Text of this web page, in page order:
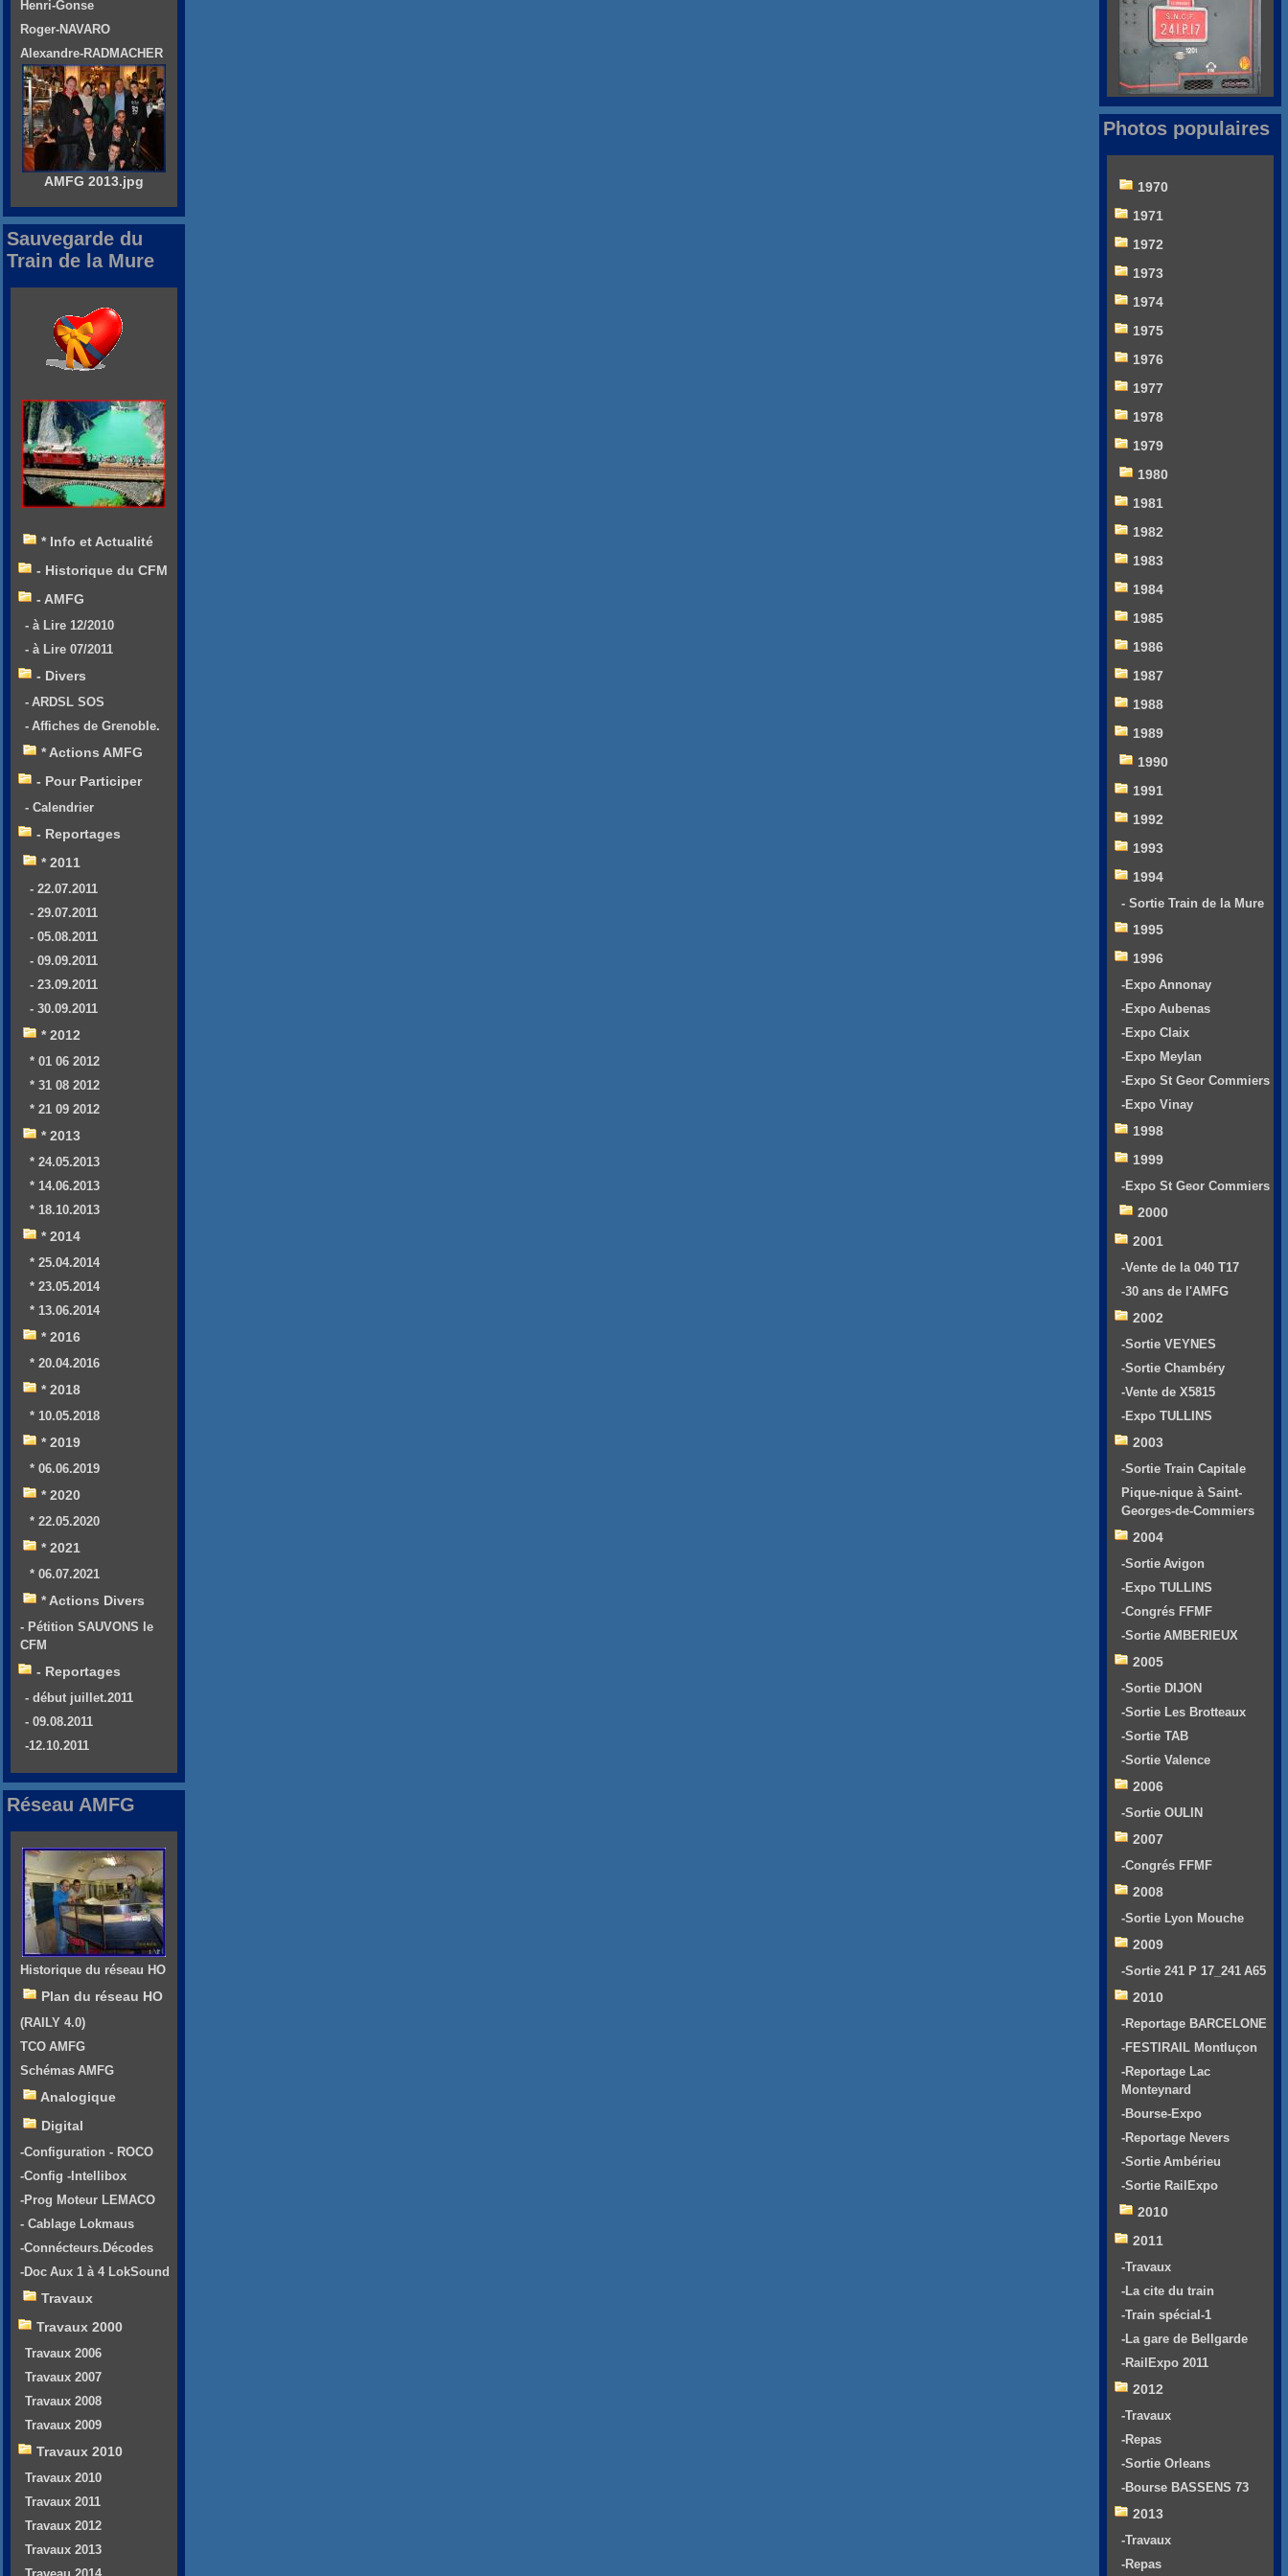
Henri-Gonse
Roger-NAVARO
Alexandre-RADMACHER
AMFG 2013.jpg
Sauvegarde du
Train de la Mure
* Info et Actualité
- Historique du CFM
- AMFG
- à Lire 12/2010
- à Lire 07/2011
- Divers
- ARDSL SOS
- Affiches de Grenoble.
* Actions AMFG
- Pour Participer
- Calendrier
- Reportages
* 2011
- 22.07.2011
- 29.07.2011
- 05.08.2011
- 09.09.2011
- 23.09.2011
- 30.09.2011
* 2012
* 01 06 2012
* 31 08 2012
* 21 09 2012
* 2013
* 24.05.2013
* 14.06.2013
* 18.10.2013
* 2014
* 25.04.2014
* 23.05.2014
* 13.06.2014
* 2016
* 20.04.2016
* 2018
* 10.05.2018
* 2019
* 06.06.2019
* 2020
* 22.05.2020
* 2021
* 06.07.2021
* Actions Divers
- Pétition SAUVONS le
CFM
- Reportages
- début juillet.2011
- 09.08.2011
-12.10.2011
Réseau AMFG
Historique du réseau HO
Plan du réseau HO
(RAILY 4.0)
TCO AMFG
Schémas AMFG
Analogique
Digital
-Configuration - ROCO
-Config -Intellibox
-Prog Moteur LEMACO
- Cablage Lokmaus
-Connécteurs.Décodes
-Doc Aux 1 à 4 LokSound
Travaux
Travaux 2000
Travaux 2006
Travaux 2007
Travaux 2008
Travaux 2009
Travaux 2010
Travaux 2010
Travaux 2011
Travaux 2012
Travaux 2013
Photos populaires
1970
1971
1972
1973
1974
1975
1976
1977
1978
1979
1980
1981
1982
1983
1984
1985
1986
1987
1988
1989
1990
1991
1992
1993
1994
- Sortie Train de la Mure
1995
1996
-Expo Annonay
-Expo Aubenas
-Expo Claix
-Expo Meylan
-Expo St Geor Commiers
-Expo Vinay
1998
1999
-Expo St Geor Commiers
2000
2001
-Vente de la 040 T17
-30 ans de l'AMFG
2002
-Sortie VEYNES
-Sortie Chambéry
-Vente de X5815
-Expo TULLINS
2003
-Sortie Train Capitale
Pique-nique à Saint-
Georges-de-Commiers
2004
-Sortie Avigon
-Expo TULLINS
-Congrés FFMF
-Sortie AMBERIEUX
2005
-Sortie DIJON
-Sortie Les Brotteaux
-Sortie TAB
-Sortie Valence
2006
-Sortie OULIN
2007
-Congrés FFMF
2008
-Sortie Lyon Mouche
2009
-Sortie 241 P 17_241 A65
2010
-Reportage BARCELONE
-FESTIRAIL Montluçon
-Reportage Lac
Monteynard
-Bourse-Expo
-Reportage Nevers
-Sortie Ambérieu
-Sortie RailExpo
2010
2011
-Travaux
-La cite du train
-Train spécial-1
-La gare de Bellgarde
-RailExpo 2011
2012
-Travaux
-Repas
-Sortie Orleans
-Bourse BASSENS 73
2013
-Travaux
-Repas